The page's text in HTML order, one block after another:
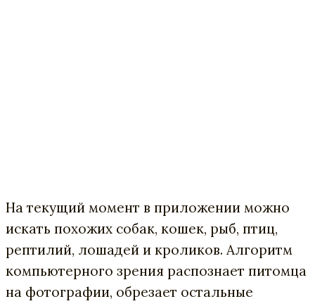
На текущий момент в приложении можно
искать похожих собак, кошек, рыб, птиц,
рептилий, лошадей и кроликов. Алгоритм
компьютерного зрения распознает питомца
на фотографии, обрезает остальные